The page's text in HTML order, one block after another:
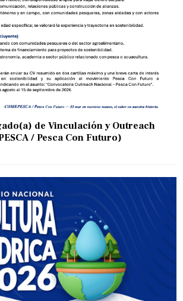
de Vinculación y Outreach
/ Pesca Con Futuro)